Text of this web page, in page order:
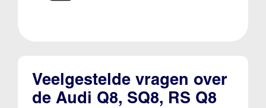
Veelgestelde vragen over
de Audi Q8, SQ8, RS Q8